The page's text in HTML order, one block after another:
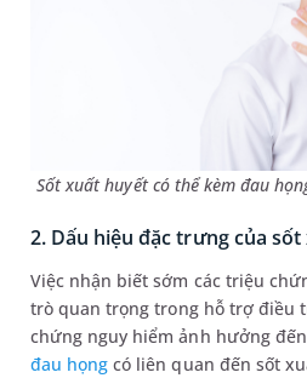
Sốt xuất huyết có thể kèm đau
2. Dấu hiệu đặc trưng của
Việc nhận biết sớm các triệu
trò quan trọng trong hỗ trợ điều
chứng nguy hiểm ảnh hưởng
đau họng có liên quan đến sốt